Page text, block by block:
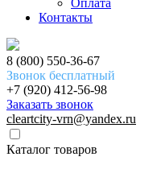
Оплата
Контакты
8 (800) 550-36-67
Звонок бесплатный
+7 (920) 412-56-98
Заказать звонок
cleartcity-vrn@yandex.ru
Каталог товаров